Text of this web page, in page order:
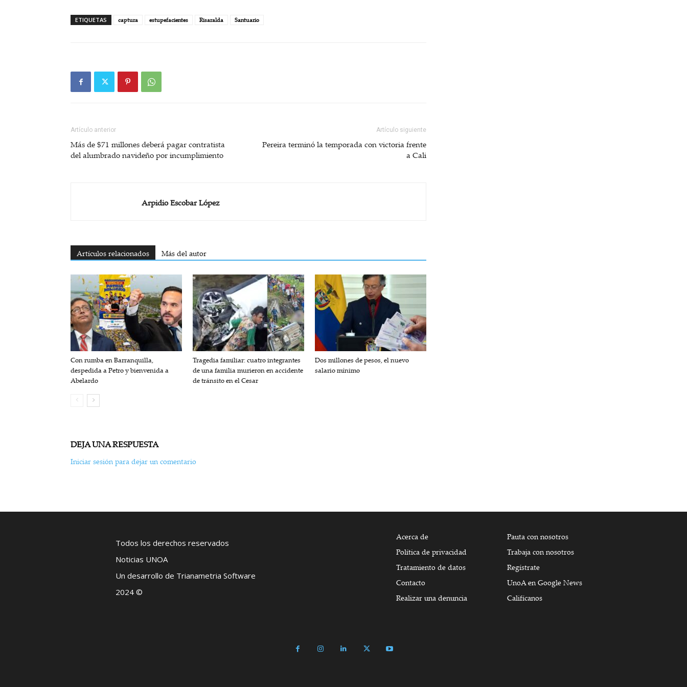
ETIQUETAS captura estupefacientes Risaralda Santuario
Artículo anterior
Más de $71 millones deberá pagar contratista
del alumbrado navideño por incumplimiento
Artículo siguiente
Pereira terminó la temporada con victoria frente
a Cali
Arpidio Escobar López
Artículos relacionados Más del autor
Con rumba en Barranquilla,
despedida a Petro y bienvenida a
Abelardo
Tragedia familiar: cuatro integrantes
de una familia murieron en accidente
de tránsito en el Cesar
Dos millones de pesos, el nuevo
salario mínimo
DEJA UNA RESPUESTA
Iniciar sesión para dejar un comentario
Todos los derechos reservados
Noticias UNOA
Un desarrollo de Trianametria Software
2024 ©
Acerca de
Política de privacidad
Tratamiento de datos
Contacto
Realizar una denuncia
Pauta con nosotros
Trabaja con nosotros
Regístrate
UnoA en Google News
Califícanos